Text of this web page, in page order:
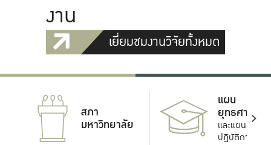
งาน
เยี่ยมชมงานวิจัยทั้งหมด
สภา
มหาวิทยาลัย
แผน
ยุทธศาสตร์
และแผน
ปฏิบัติการ